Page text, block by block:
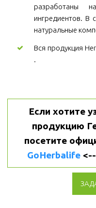
разработаны
ингредиентов. В
натуральные
Вся продукция
.
Если хотите
продукцию
GoHerbalife